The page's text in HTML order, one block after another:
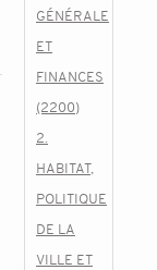
GÉNÉRALE
ET
FINANCES
(2200)
2.
HABITAT,
POLITIQUE
DE LA
VILLE ET